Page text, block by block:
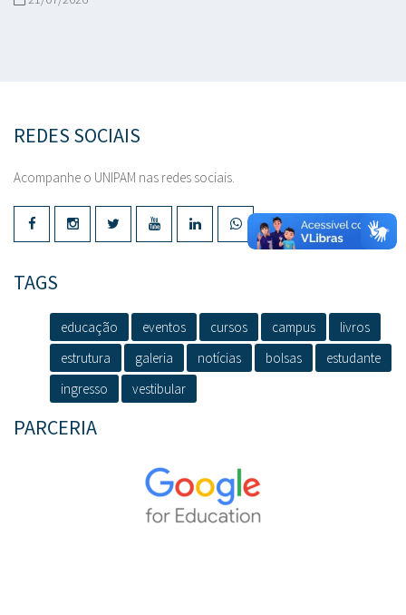
REDES SOCIAIS
Acompanhe o UNIPAM nas redes sociais.
TAGS
educação eventos cursos campus
livros
estrutura
galeria notícias bolsas
estudante
ingresso
vestibular
PARCERIA